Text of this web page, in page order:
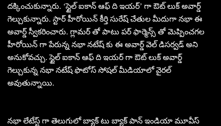
దక్కించుకున్నారు. ‘స్టైల్ ఐకాన్ ఆఫ్ ది ఇయర్’ గా ఔట్ లుక్ అవార్డ్
గెల్చుకున్నారు. స్టార్ హీరోయిన్ కీర్తి సురేష్ చేతుల మీదుగా నభా ఈ
అవార్డ్ స్వీకరించారు. గ్లామర్ తో పాటు పర్ ఫార్మెన్స్ తో మెప్పించగల
హీరోయిన్ గా పేరున్న నభా నటేష్ కు ఈ అవార్డ్ వెల్ డిసర్వడ్ అని
అనుకోవచ్చు. స్టైల్ ఐకాన్ ఆఫ్ ది ఇయర్ గా ఔట్ లుక్ అవార్డ్
గెల్చుకున్న నభా నటేష్ ఫొటోస్ సోషల్ మీడియాలో వైరల్
అవుతున్నాయి.
నభా లేటేస్ట్ గా తెలుగులో బ్యాక్ టు బ్యాక్ పాన్ ఇండియా మూవీస్